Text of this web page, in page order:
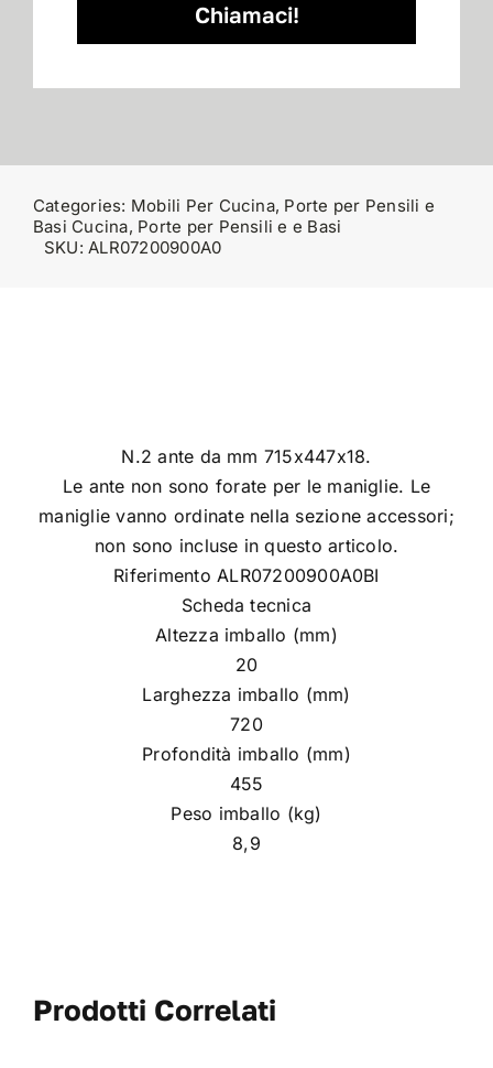
Chiamaci!
Categories: Mobili Per Cucina, Porte per Pensili e
Basi Cucina, Porte per Pensili e e Basi
SKU:ALR07200900A0
N.2 ante da mm 715x447x18.
Le ante non sono forate per le maniglie. Le
maniglie vanno ordinate nella sezione accessori;
non sono incluse in questo articolo.
Riferimento ALR07200900A0BI
Scheda tecnica
Altezza imballo (mm)
20
Larghezza imballo (mm)
720
Profondità imballo (mm)
455
Peso imballo (kg)
8,9
Prodotti Correlati